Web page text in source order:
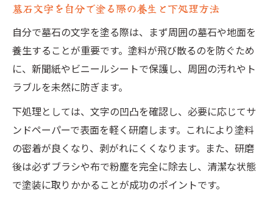
墓石文字を自分で塗る際の養生と下処理方法
自分で墓石の文字を塗る際は、まず周囲の墓石や地面を
養生することが重要です。塗料が飛び散るのを防ぐため
に、新聞紙やビニールシートで保護し、周囲の汚れやト
ラブルを未然に防ぎます。
下処理としては、文字の凹凸を確認し、必要に応じてサ
ンドペーパーで表面を軽く研磨します。これにより塗料
の密着が良くなり、剥がれにくくなります。また、研磨
後は必ずブラシや布で粉塵を完全に除去し、清潔な状態
で塗装に取りかかることが成功のポイントです。